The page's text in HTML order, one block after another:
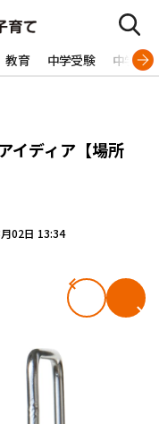
教育 中学受験 中学生
イディア【場所
02日 13:34